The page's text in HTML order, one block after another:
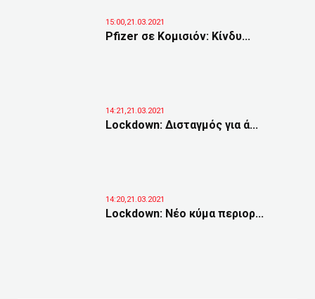
15:00,21.03.2021
Pfizer σε Κομισιόν: Κίνδυ...
14:21,21.03.2021
Lockdown: Δισταγμός για ά...
14:20,21.03.2021
Lockdown: Νέο κύμα περιορ...